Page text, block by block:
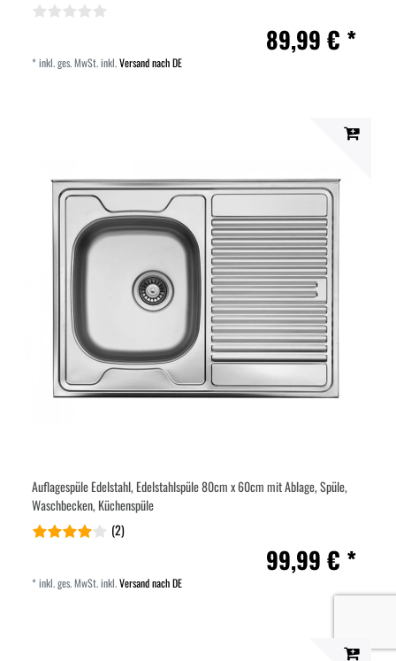
89,99 € *
*inkl. ges. MwSt.inkl.Versand nach DE
Auflagespüle Edelstahl, Edelstahlspüle 80cm x 60cm mit Ablage, Spüle,
Waschbecken, Küchenspüle
(2)
99,99 € *
*inkl. ges. MwSt.inkl.Versand nach DE